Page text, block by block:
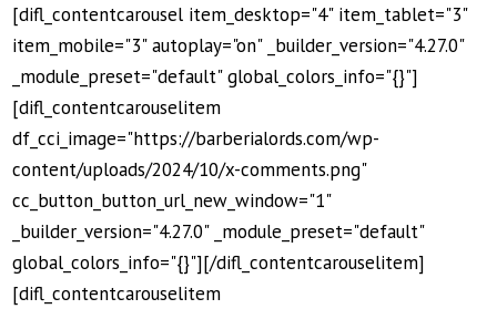
[difl_contentcarousel item_desktop="4" item_tablet="3"
item_mobile="3" autoplay="on" _builder_version="4.27.0"
_module_preset="default" global_colors_info="{}"]
[difl_contentcarouselitem
df_cci_image="https://barberialords.com/wp-
content/uploads/2024/10/x-comments.png"
cc_button_button_url_new_window="1"
_builder_version="4.27.0" _module_preset="default"
global_colors_info="{}"][/difl_contentcarouselitem]
[difl_contentcarouselitem